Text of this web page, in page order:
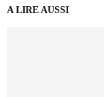
A LIRE AUSSI